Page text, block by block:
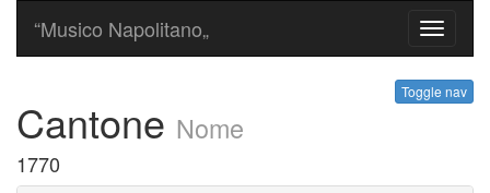
Toggle
“Musico Napolitano„
Toggle nav
Cantone Nome
1770